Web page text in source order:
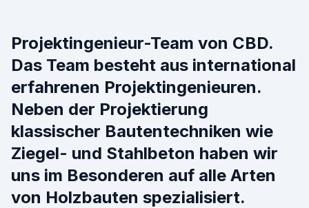
Projektingenieur-Team von CBD.
Das Team besteht aus international
erfahrenen Projektingenieuren.
Neben der Projektierung
klassischer Bautentechniken wie
Ziegel- und Stahlbeton haben wir
uns im Besonderen auf alle Arten
von Holzbauten spezialisiert.